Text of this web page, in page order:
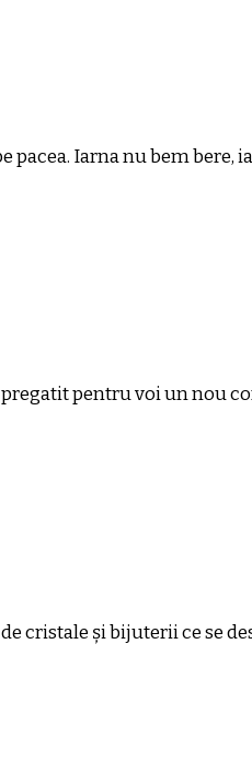
pacea. Iarna nu bem bere,
pentru voi un nou
cristale și bijuterii ce se